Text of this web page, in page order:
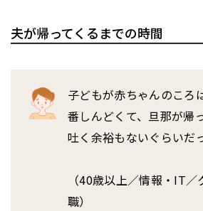
夫が帰ってくるまでの時間
子どもが赤ちゃんのころ
番しんどくて、旦那が帰
吐く余裕もないぐらいだ
（40歳以上／情報・IT
職）